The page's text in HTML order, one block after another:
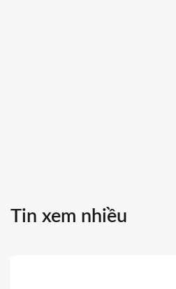
Tin xem nhiều